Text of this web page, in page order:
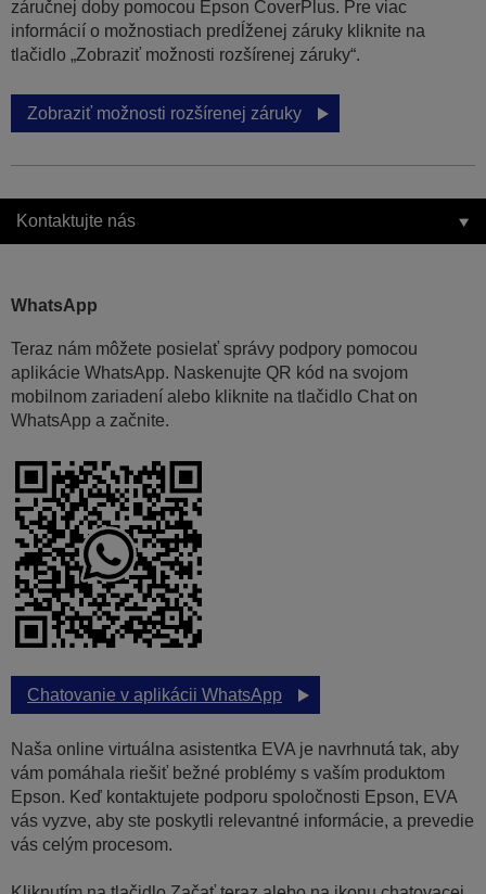
záručnej doby pomocou Epson CoverPlus. Pre viac
informácií o možnostiach predĺženej záruky kliknite na
tlačidlo „Zobraziť možnosti rozšírenej záruky“.
Zobraziť možnosti rozšírenej záruky
Kontaktujte nás
WhatsApp
Teraz nám môžete posielať správy podpory pomocou
aplikácie WhatsApp. Naskenujte QR kód na svojom
mobilnom zariadení alebo kliknite na tlačidlo Chat on
WhatsApp a začnite.
Chatovanie v aplikácii WhatsApp
Naša online virtuálna asistentka EVA je navrhnutá tak, aby
vám pomáhala riešiť bežné problémy s vaším produktom
Epson. Keď kontaktujete podporu spoločnosti Epson, EVA
vás vyzve, aby ste poskytli relevantné informácie, a prevedie
vás celým procesom.